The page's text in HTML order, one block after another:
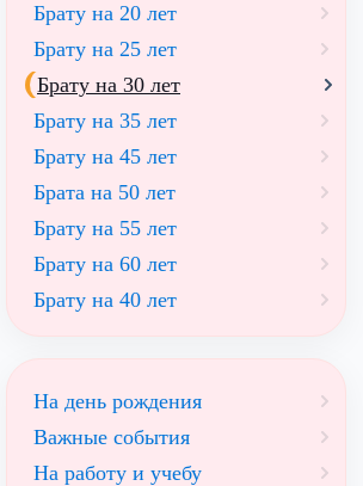
Брату на 20 лет
Брату на 25 лет
Брату на 30 лет
Брату на 35 лет
Брату на 45 лет
Брата на 50 лет
Брату на 55 лет
Брату на 60 лет
Брату на 40 лет
На день рождения
Важные события
На работу и учебу